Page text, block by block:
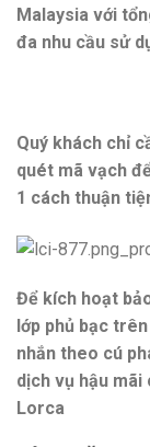
Malaysia với
đa nhu cầu sử
Quý khách chỉ
quét mã vạch
1 cách thuận
Để kích hoạt
lớp phủ bạc
nhắn theo cú
dịch vụ hậu
Lorca